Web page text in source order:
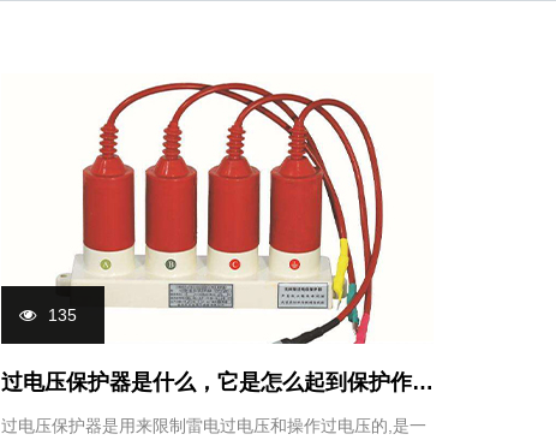
135
过电压保护器是什么，它是怎么起到保护作用的
过电压保护器是用来限制雷电过电压和操作过电压的,是一